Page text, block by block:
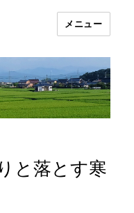
メニュー
と落とす寒